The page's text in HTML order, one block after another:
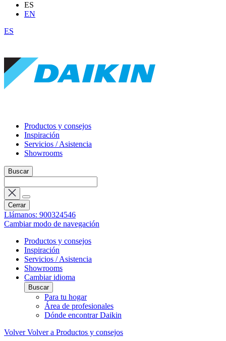
ES
EN
ES
Productos y consejos
Inspiración
Servicios / Asistencia
Showrooms
Buscar
Cerrar
Llámanos: 900324546
Cambiar modo de navegación
Productos y consejos
Inspiración
Servicios / Asistencia
Showrooms
Cambiar idioma
Buscar
Para tu hogar
Área de profesionales
Dónde encontrar Daikin
Volver Volver a Productos y consejos